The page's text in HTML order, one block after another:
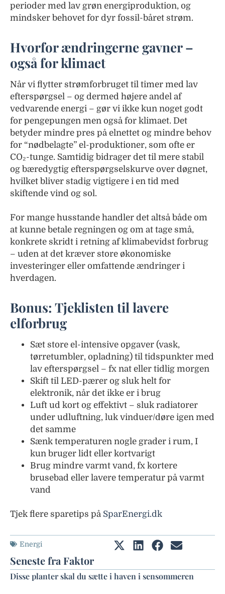
perioder med lav grøn energiproduktion, og
mindsker behovet for dyr fossil-båret strøm.
Hvorfor ændringerne gavner –
også for klimaet
Når vi flytter strømforbruget til timer med lav
efterspørgsel – og dermed højere andel af
vedvarende energi – gør vi ikke kun noget godt
for pengepungen men også for klimaet. Det
betyder mindre pres på elnettet og mindre behov
for “nødbelagte” el-produktioner, som ofte er
CO₂-tunge. Samtidig bidrager det til mere stabil
og bæredygtig efterspørgselskurve over døgnet,
hvilket bliver stadig vigtigere i en tid med
skiftende vind og sol.
For mange husstande handler det altså både om
at kunne betale regningen og om at tage små,
konkrete skridt i retning af klimabevidst forbrug
– uden at det kræver store økonomiske
investeringer eller omfattende ændringer i
hverdagen.
Bonus: Tjeklisten til lavere
elforbrug
Sæt store el-intensive opgaver (vask,
tørretumbler, opladning) til tidspunkter med
lav efterspørgsel – fx nat eller tidlig morgen
Skift til LED-pærer og sluk helt for
elektronik, når det ikke er i brug
Luft ud kort og effektivt – sluk radiatorer
under udluftning, luk vinduer/døre igen med
det samme
Sænk temperaturen nogle grader i rum, I
kun bruger lidt eller kortvarigt
Brug mindre varmt vand, fx kortere
brusebad eller lavere temperatur på varmt
vand
Tjek flere sparetips på SparEnergi.dk
Energi
Seneste fra Faktor
Disse planter skal du sætte i haven i sensommeren